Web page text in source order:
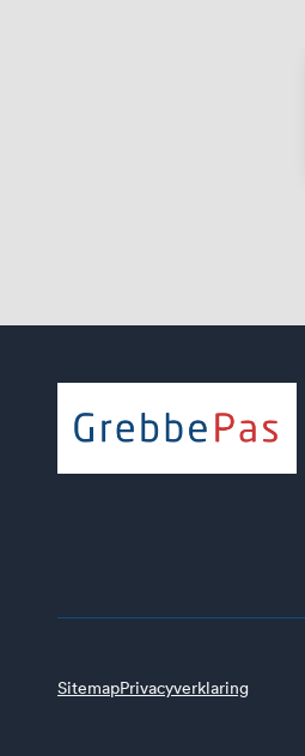
SitemapPrivacyverklaring